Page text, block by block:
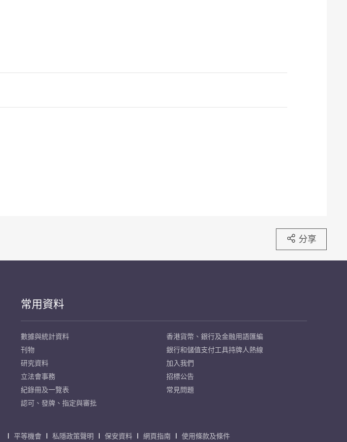
分享
常用資料
數據與統計資料
刊物
研究資料
立法會事務
紀錄冊及一覽表
認可、發牌、指定與審批
香港貨幣、銀行及金融用語匯編
銀行和儲值支付工具持牌人熱線
加入我們
招標公告
常見問題
平等機會 私隱政策聲明 保安資料 網頁指南 使用條款及條件